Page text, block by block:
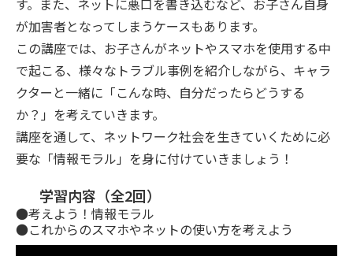
す。また、ネットに悪口を書き込むなど、お子さん自身
が加害者となってしまうケースもあります。
この講座では、お子さんがネットやスマホを使用する中
で起こる、様々なトラブル事例を紹介しながら、キャラ
クターと一緒に「こんな時、自分だったらどうする
か？」を考えていきます。
講座を通して、ネットワーク社会を生きていくために必
要な「情報モラル」を身に付けていきましょう！
学習内容（全2回）
●考えよう！情報モラル
●これからのスマホやネットの使い方を考えよう